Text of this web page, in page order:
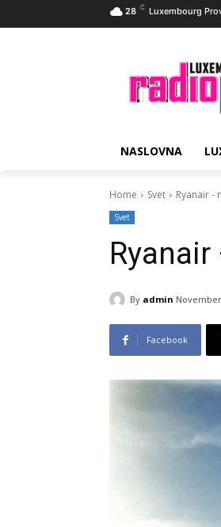
28 C Luxembourg
NASLOVNA
Home Svet Ryanair -
Svet
By admin
Facebook